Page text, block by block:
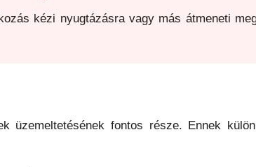
kézi nyugtázásra vagy más átmeneti
üzemeltetésének fontos része. Ennek